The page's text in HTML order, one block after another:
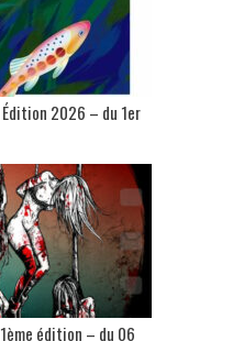
2026 – du 1er
édition – du 06